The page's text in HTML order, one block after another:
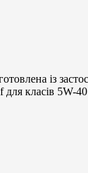
із
класів 5W-